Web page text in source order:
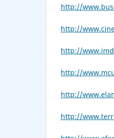
http://
http://
http://
http://
http://
http://